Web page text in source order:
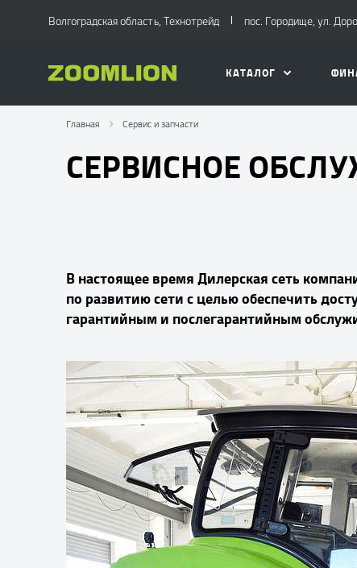
Волгоградская область, Технотрейд пос. Городище, ул.
КАТАЛОГ
Главная Сервис и запчасти
СЕРВИСНОЕ
В настоящее время Дилерская сеть
по развитию сети с целью обеспечить
гарантийным и послегарантийным